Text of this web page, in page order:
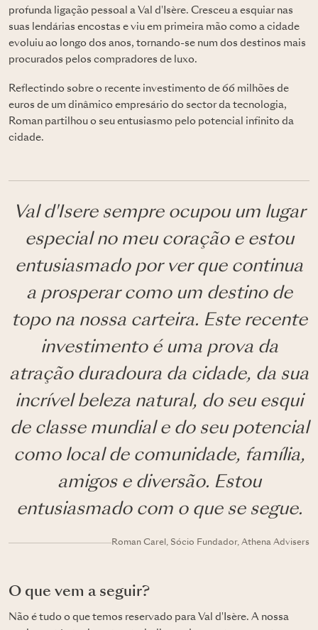
profunda ligação pessoal a Val d'Isère. Cresceu a esquiar nas
suas lendárias encostas e viu em primeira mão como a cidade
evoluiu ao longo dos anos, tornando-se num dos destinos mais
procurados pelos compradores de luxo.
Reflectindo sobre o recente investimento de 66 milhões de
euros de um dinâmico empresário do sector da tecnologia,
Roman partilhou o seu entusiasmo pelo potencial infinito da
cidade.
Val d'Isere sempre ocupou um lugar
especial no meu coração e estou
entusiasmado por ver que continua
a prosperar como um destino de
topo na nossa carteira. Este recente
investimento é uma prova da
atração duradoura da cidade, da sua
incrível beleza natural, do seu esqui
de classe mundial e do seu potencial
como local de comunidade, família,
amigos e diversão. Estou
entusiasmado com o que se segue.
Roman Carel, Sócio Fundador, Athena Advisers
O que vem a seguir?
Não é tudo o que temos reservado para Val d'Isère. A nossa